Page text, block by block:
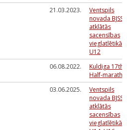
21.03.2023.
Ventspils
novada BJSS
atklātās
sacensības
vieglatlētikā
U12
06.08.2022.
Kuldiga 17th
Half-
03.06.2025.
Ventspils
novada BJSS
atklātās
sacensības
vieglatlētikā